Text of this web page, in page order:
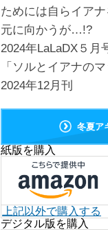
ためには自らイア
元に向かうが…!?
2024年LaLaDX５月
「ソルとイアナの
2024年12月刊
冬夏ア
紙版を購入
上記以外で購入する
デジタル版を購入